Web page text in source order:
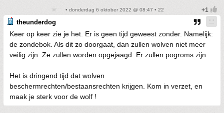
• donderdag 6 oktober 2022 @ 08:47 • 22
theunderdog
Keer op keer zie je het. Er is geen tijd geweest zonder. Namelijk:
de zondebok. Als dit zo doorgaat, dan zullen wolven niet meer
veilig zijn. Ze zullen worden opgejaagd. Er zullen pogroms zijn.
Het is dringend tijd dat wolven
beschermrechten/bestaansrechten krijgen. Kom in verzet, en
maak je sterk voor de wolf !